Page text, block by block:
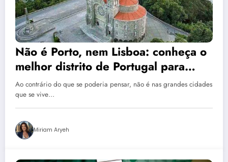
Não é Porto, nem Lisboa: conheça o
melhor distrito de Portugal para
você viver melhor
Ao contrário do que se poderia pensar, não é nas grandes cidades
que se vive…
Miriam Aryeh